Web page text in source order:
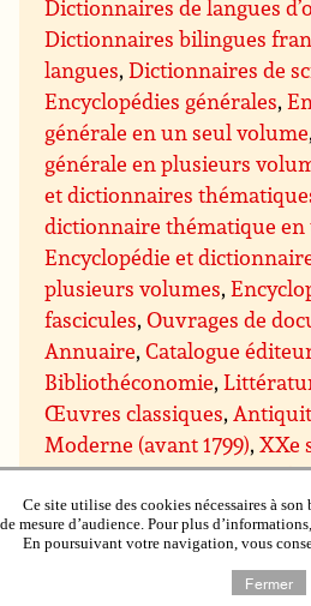
Dictionnaires de langues
Dictionnaires bilingues
langues,Dictionnaires de
Encyclopédies générales,
générale en un seul volume
générale en plusieurs
et dictionnaires
dictionnaire thématique en
Encyclopédie et
plusieurs volumes,
fascicules,Ouvrages de
Annuaire,Catalogue
Bibliothéconomie,
Œuvres classiques,
Moderne (avant 1799),XXe
Romans,Romans
étrangers,Romans et
Romans d’aventures,
Policier
procédural (type série les
Ce site utilise des cookies nécessaires à
de mesure d’audience. Pour plus d’informations,
En poursuivant votre navigation, vous
Fermer